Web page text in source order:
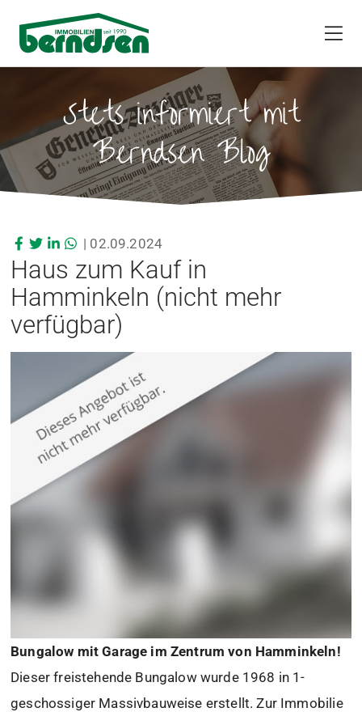
Stets informiert mit
Berndsen Blog
| 02.09.2024
Haus zum Kauf in
Hamminkeln (nicht mehr
verfügbar)
Bungalow mit Garage im Zentrum von Hamminkeln!
Dieser freistehende Bungalow wurde 1968 in 1-
geschossiger Massivbauweise erstellt. Zur Immobilie